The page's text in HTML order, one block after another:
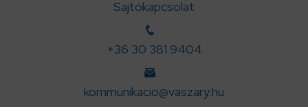
Sajtókapcsolat
+36 30 381 9404
kommunikacio@vaszary.hu